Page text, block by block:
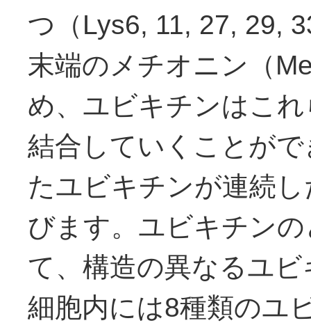
つ（Lys6, 11, 27, 29,
末端のメチオニン（
め、ユビキチンはこ
結合していくことが
たユビキチンが連続
びます。ユビキチン
て、構造の異なるユ
細胞内には8種類のユ